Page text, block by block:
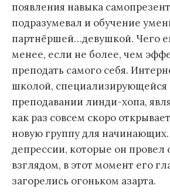
появления навыка
подразумевал и обучение
партнёршей…девушкой. Чего
менее, если не более, чем
преподать самого себя.
школой, специализирующейся
преподавании линди-хопа,
как раз совсем скоро
новую группу для
депрессии, которые он
взглядом, в этот момент его
загорелись огоньком азарта.